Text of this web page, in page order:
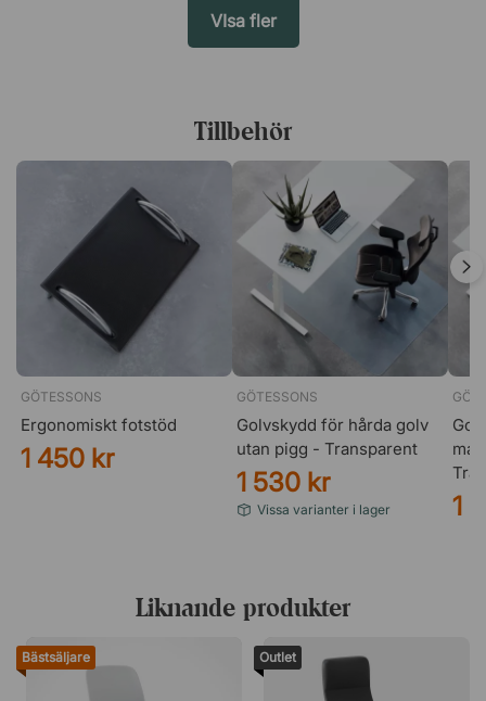
VIsa fler
Tillbehör
GÖTESSONS
Ergonomiskt fotstöd
1 450 kr
GÖTESSONS
Golvskydd för hårda golv
utan pigg - Transparent
1 530 kr
Vissa varianter i lager 1
Liknande produkter
Bästsäljare Outlet